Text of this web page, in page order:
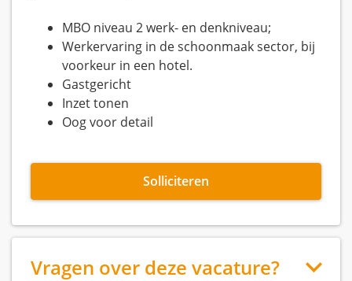
MBO niveau 2 werk- en denkniveau;
Werkervaring in de schoonmaak sector, bij
voorkeur in een hotel.
Gastgericht
Inzet tonen
Oog voor detail
Solliciteren
Vragen over deze vacature?